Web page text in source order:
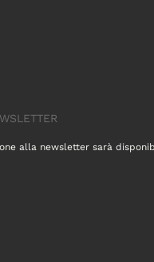
alla newsletter sarà